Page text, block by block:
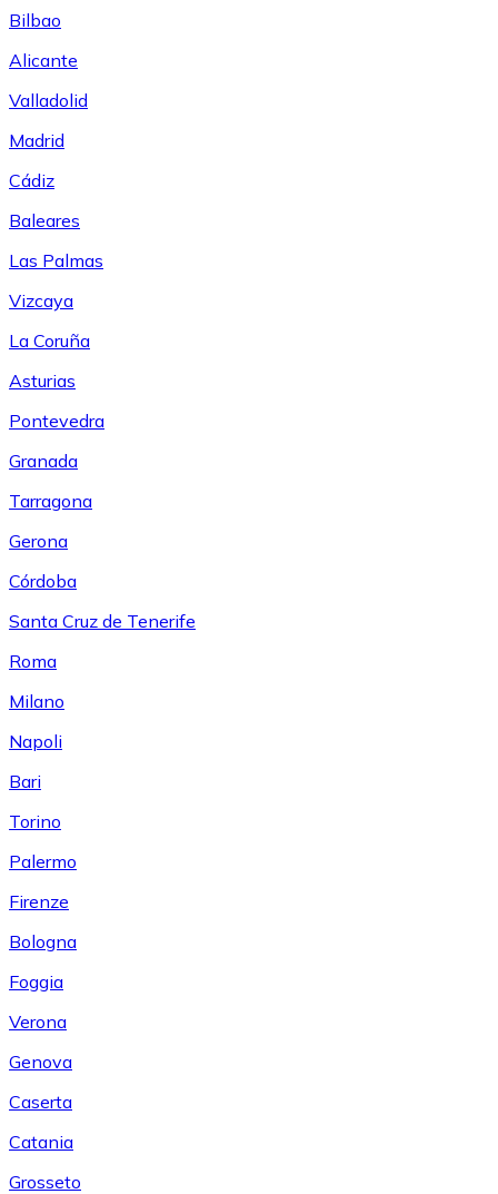
Bilbao
Alicante
Valladolid
Madrid
Cádiz
Baleares
Las Palmas
Vizcaya
La Coruña
Asturias
Pontevedra
Granada
Tarragona
Gerona
Córdoba
Santa Cruz de Tenerife
Roma
Milano
Napoli
Bari
Torino
Palermo
Firenze
Bologna
Foggia
Verona
Genova
Caserta
Catania
Grosseto